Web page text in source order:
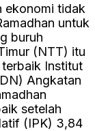
ekonomi tidak
untuk
buruh
(NTT) itu
Institut
Angkatan
setelah
(IPK) 3,84